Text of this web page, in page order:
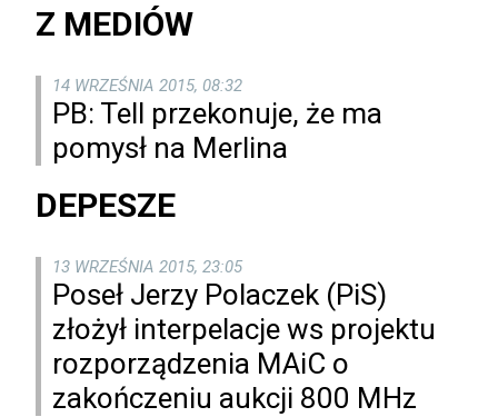
Z MEDIÓW
14 WRZEŚNIA 2015, 08:32
PB: Tell przekonuje, że ma
pomysł na Merlina
DEPESZE
13 WRZEŚNIA 2015, 23:05
Poseł Jerzy Polaczek (PiS)
złożył interpelacje ws projektu
rozporządzenia MAiC o
zakończeniu aukcji 800 MHz